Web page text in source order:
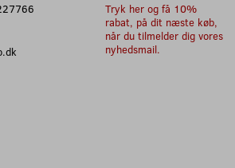
Tryk her og få 10%
rabat, på dit næste køb,
når du tilmelder dig vores
nyhedsmail.